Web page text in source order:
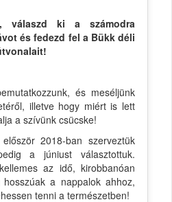
válaszd ki a számodra
és fedezd fel a Bükk déli
és meséljünk
illetve hogy miért is lett
a szívünk csücske!
2018-ban szerveztük
a júniust választottuk.
az idő, kirobbanóan
a nappalok ahhoz,
tenni a természetben!